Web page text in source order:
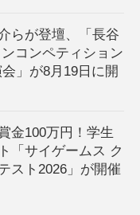
らが登壇、「長谷
コンペティション
」が8月19日に開
金100万円！学生
「サイゲームス ク
スト2026」が開催